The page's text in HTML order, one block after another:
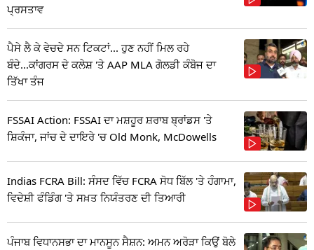
ਪ੍ਰਸਤਾਵ
ਪੈਸੇ ਲੈ ਕੇ ਵੇਚਦੇ ਸਨ ਟਿਕਟਾਂ... ਹੁਣ ਨਹੀਂ ਮਿਲ ਰਹੇ
ਬੰਦੇ...ਕਾਂਗਰਸ ਦੇ ਕਲੇਸ਼ 'ਤੇ AAP MLA ਗੋਲਡੀ ਕੰਬੋਜ ਦਾ
ਤਿੱਖਾ ਤੰਜ
FSSAI Action: FSSAI ਦਾ ਮਸ਼ਹੂਰ ਸ਼ਰਾਬ ਬ੍ਰਾਂਡਸ 'ਤੇ
ਸ਼ਿਕੰਜਾ, ਜਾਂਚ ਦੇ ਦਾਇਰੇ 'ਚ Old Monk, McDowells
Indias FCRA Bill: ਸੰਸਦ ਵਿੱਚ FCRA ਸੋਧ ਬਿੱਲ 'ਤੇ ਹੰਗਾਮਾ,
ਵਿਦੇਸ਼ੀ ਫੰਡਿੰਗ 'ਤੇ ਸਖ਼ਤ ਨਿਯੰਤਰਣ ਦੀ ਤਿਆਰੀ
ਪੰਜਾਬ ਵਿਧਾਨਸਭਾ ਦਾ ਮਾਨਸੂਨ ਸੈਸ਼ਨ: ਅਮਨ ਅਰੋੜਾ ਕਿਉਂ ਬੋਲੇ